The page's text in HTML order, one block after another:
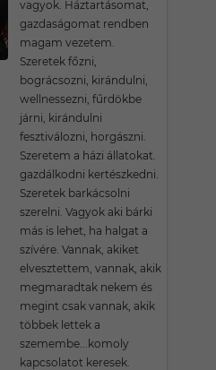
vagyok. Háztartásomat,
gazdaságomat rendben
magam vezetem.
Szeretek főzni,
bográcsozni, kirándulni,
wellnessezni, fűrdökbe
járni, kirándulni
fesztiválozni, horgászni.
Szeretem a házi állatokat.
gazdálkodni kertészkedni.
Szeretek barkácsolni
szerelni. Vagyok aki bárki
más is lehet, ha halgat a
szívére. Vannak, akiket
elvesztettem, vannak, akik
megmaradtak nekem és
megint csak vannak, akik
többek lettek a
szemembe...komoly
kapcsolatot keresek.